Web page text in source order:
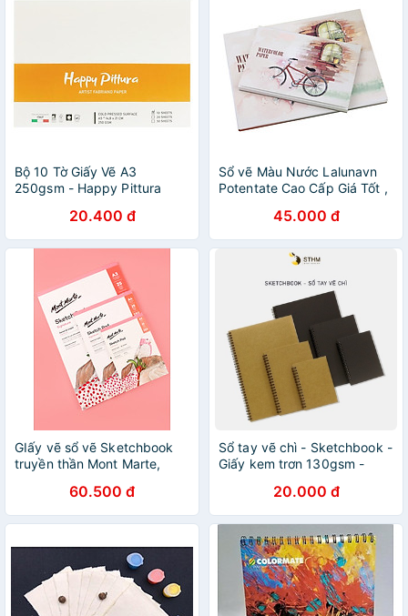
Bộ 10 Tờ Giấy Vẽ A3
250gsm - Happy Pittura
20.400 đ
Sổ vẽ Màu Nước Lalunavn
Potentate Cao Cấp Giá Tốt ,
lượng tốt - B23
45.000 đ
GIấy vẽ sổ vẽ Sketchbook
truyền thần Mont Marte,
mỹ thuật -Lalunavn- B12
60.500 đ
Sổ tay vẽ chì - Sketchbook -
Giấy kem trơn 130gsm -
20.000 đ